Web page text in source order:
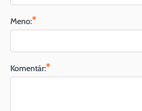
Meno:*
Komentár:*